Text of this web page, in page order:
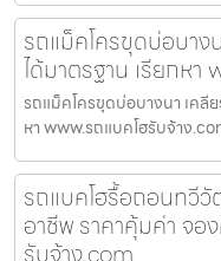
รถแม็คโครขุดบ่อบา
ได้มาตรฐาน เรียกหา
รถแม็คโครขุดบ่อบางนา เคลี
หา www.รถแบคโฮรับจ้าง
รถแบคโฮรื้อถอนทวี
อาชีพ ราคาคุ้มค่า จอ